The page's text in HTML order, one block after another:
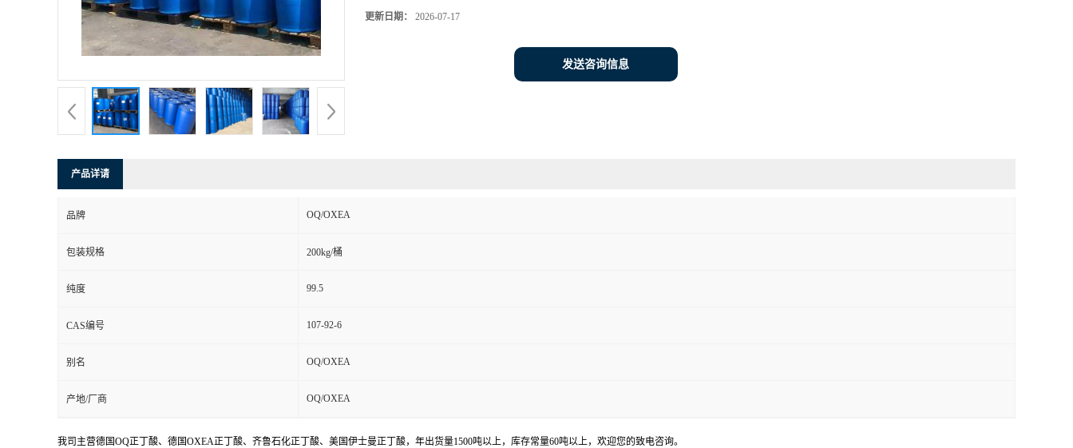
更新日期： 2026-07-17
发送咨询信息
产品详请
品牌 OQ/OXEA
包装规格 200kg/桶
纯度 99.5
CAS编号 107-92-6
别名 OQ/OXEA
产地/厂商 OQ/OXEA
我司主营德国OQ正丁酸、 德国OXEA正丁酸、齐鲁石化正丁酸、美国伊士曼正丁酸， 年出货量1500吨以上，库存常量60吨以上，欢迎您的致电咨询。